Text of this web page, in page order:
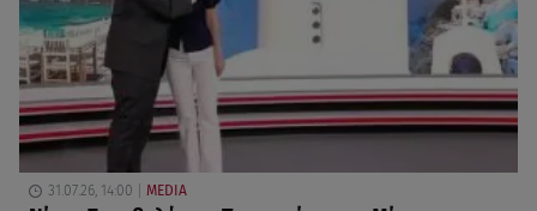
31.07.26, 14:00 MEDIA